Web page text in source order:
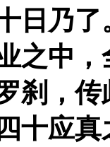
日乃
之中
刹，
十应